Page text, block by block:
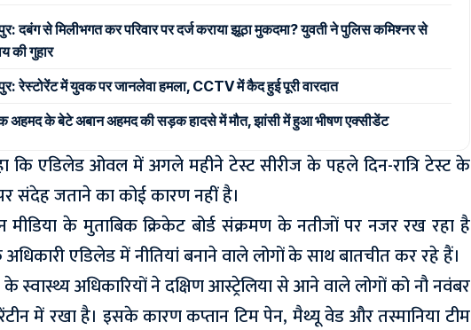
दबंग से मिलीभगत कर परिवार पर दर्ज कराया झूठा मुकदमा? युवती ने पुलिस कमिश्नर से
की गुहार
रेस्टोरेंट में युवक पर जानलेवा हमला, CCTV में कैद हुई पूरी वारदात
अहमद के बेटे अबान अहमद की सड़क हादसे में मौत, झांसी में हुआ भीषण एक्सीडेंट
कि एडिलेड ओवल में अगले महीने टेस्ट सीरीज के पहले दिन-रात्रि टेस्ट के
संदेह जताने का कोई कारण नहीं है।
मीडिया के मुताबिक क्रिकेट बोर्ड संक्रमण के नतीजों पर नजर रख रहा है
एडिलेड में नीतियां बनाने वाले लोगों के साथ बातचीत कर रहे हैं।
के स्वास्थ्य अधिकारियों ने दक्षिण आस्ट्रेलिया से आने वाले लोगों को नौ नवंबर
में रखा है। इसके कारण कप्तान टिम पेन, मैथ्यू वेड और तस्मानिया टीम